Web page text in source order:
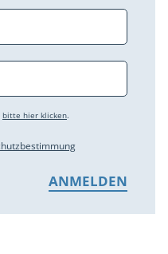
bitte hier klicken.